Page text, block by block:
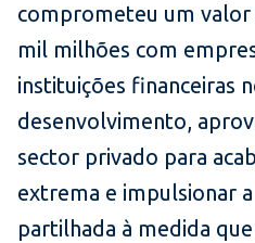
comprometeu um valor
mil milhões com
instituições financeiras
desenvolvimento,
sector privado para
extrema e impulsionar
partilhada à medida